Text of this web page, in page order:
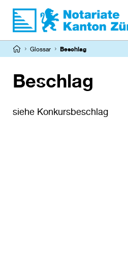
Direkt
zum
Inhalt
Pfadnavigation
Glossar Beschlag
Beschlag
siehe Konkursbeschlag